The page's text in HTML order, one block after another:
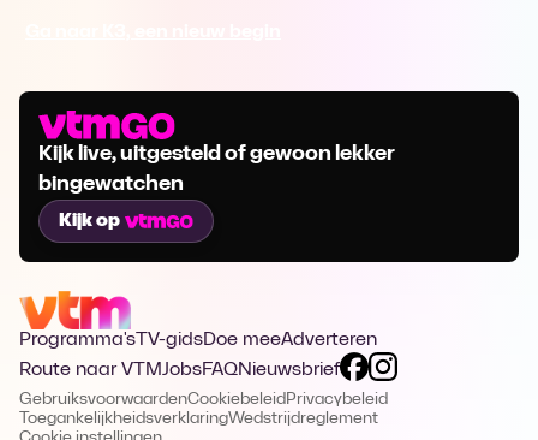
Kijk live, uitgesteld of gewoon lekker
bingewatchen
Kijk op
Programma's TV-gidsDoe meeAdverteren
Route naar VTMJobsFAQNieuwsbrief
GebruiksvoorwaardenCookiebeleid Privacybeleid
ToegankelijkheidsverklaringWedstrijdreglement